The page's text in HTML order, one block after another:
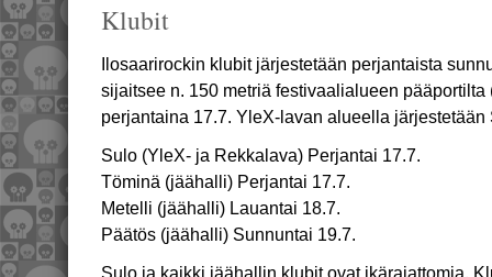
Klubit
Ilosaarirockin klubit järjestetään perjantaista
sijaitsee n. 150 metriä festivaalialueen pääportilta
perjantaina 17.7. YleX-lavan alueella järjestetään
Sulo (YleX- ja Rekkalava) Perjantai 17.7.
Töminä (jäähalli) Perjantai 17.7.
Metelli (jäähalli) Lauantai 18.7.
Päätös (jäähalli) Sunnuntai 19.7.
Sulo ja kaikki jäähallin klubit ovat ikärajattomia.